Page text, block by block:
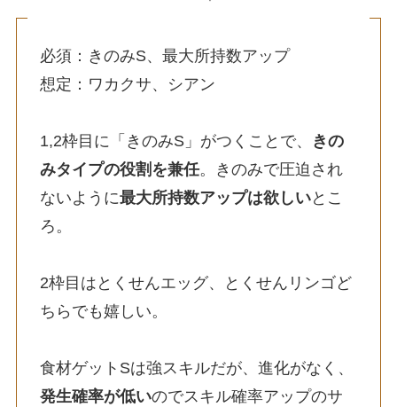
必須：きのみS、最大所持数アップ
想定：ワカクサ、シアン
1,2枠目に「きのみS」がつくことで、
きの
みタイプの役割を兼任。きのみで圧迫され
ないように最大所持数アップは欲しいとこ
ろ。
2枠目はとくせんエッグ、とくせんリンゴど
ちらでも嬉しい。
食材ゲットSは強スキルだが、進化がなく、
発生確率が低いのでスキル確率アップのサ